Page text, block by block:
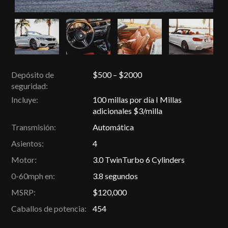
Depósito de
seguridad:
$500 – $2000
Incluye:
100 millas por día I Millas
adicionales $3/milla
Transmisión:
Automática
Asientos:
4
Motor:
3.0 TwinTurbo 6 Cylinders
0-60mph en:
3.8 segundos
MSRP:
$120,000
Caballos de potencia:
454